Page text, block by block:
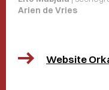
Arien de Vries
Website